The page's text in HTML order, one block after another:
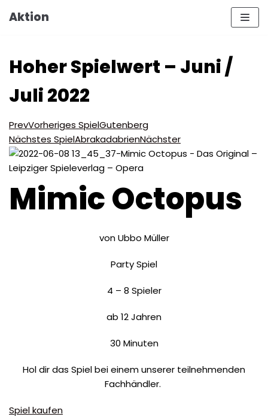
Zum
Aktion
Hoher Spielwert – Juni /
Juli 2022
PrevVorheriges SpielGutenberg
Nächstes SpielAbrakadabrienNächster
Mimic Octopus
von Ubbo Müller
Party Spiel
4 – 8 Spieler
ab 12 Jahren
30 Minuten
Hol dir das Spiel bei einem unserer teilnehmenden
Fachhändler.
Spiel kaufen